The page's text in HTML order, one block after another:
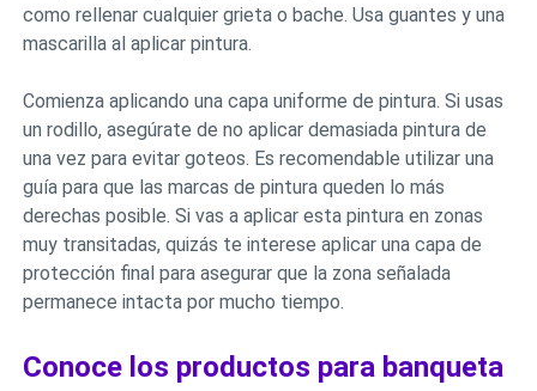
como rellenar cualquier grieta o bache. Usa guantes y una
mascarilla al aplicar pintura.
Comienza aplicando una capa uniforme de pintura. Si usas
un rodillo, asegúrate de no aplicar demasiada pintura de
una vez para evitar goteos. Es recomendable utilizar una
guía para que las marcas de pintura queden lo más
derechas posible. Si vas a aplicar esta pintura en zonas
muy transitadas, quizás te interese aplicar una capa de
protección final para asegurar que la zona señalada
permanece intacta por mucho tiempo.
Conoce los productos para banqueta